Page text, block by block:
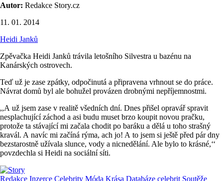
Autor: Redakce Story.cz
11. 01. 2014
Heidi Janků
Zpěvačka Heidi Janků trávila letošního Silvestra u bazénu na
Kanárských ostrovech.
Teď už je zase zpátky, odpočinutá a připravena vrhnout se do práce.
Návrat domů byl ale bohužel provázen drobnými nepříjemnostmi.
,,A už jsem zase v realitě všedních dní. Dnes přišel opravář spravit
nesplachující záchod a asi budu muset brzo koupit novou pračku,
protože ta stávající mi začala chodit po baráku a dělá u toho strašný
kravál. A navíc mi začíná rýma, ach jo! A to jsem si ještě před pár dny
bezstarostně užívala slunce, vody a nicnedělání. Ale bylo to krásné,‘‘
povzdechla si Heidi na sociální síti.
Redakce Inzerce Celebrity Móda Krása Databáze celebrit Soutěže